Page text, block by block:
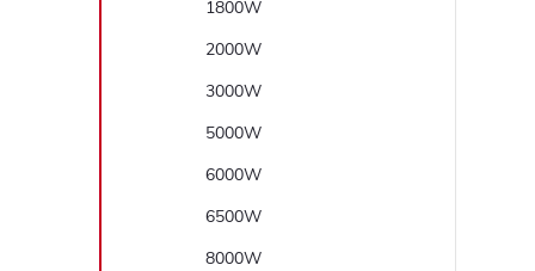
1800W
2000W
3000W
5000W
6000W
6500W
8000W